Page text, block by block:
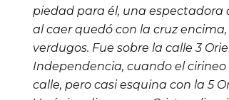
piedad para él, una espectadora
al caer quedó con la cruz
verdugos. Fue sobre la calle 3
Independencia, cuando el
calle, pero casi esquina con la 5